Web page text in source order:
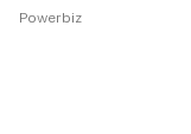
Powerbiz